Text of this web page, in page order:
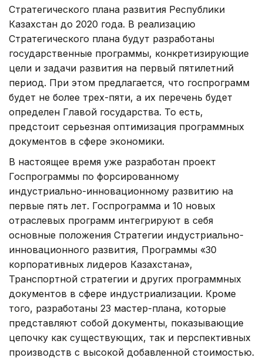
Стратегического плана развития Республики
Казахстан до 2020 года. В реализацию
Стратегического плана будут разработаны
государственные программы, конкретизирующие
цели и задачи развития на первый пятилетний
период. При этом предлагается, что госпрограмм
будет не более трех-пяти, а их перечень будет
определен Главой государства. То есть,
предстоит серьезная оптимизация программных
документов в сфере экономики.
В настоящее время уже разработан проект
Госпрограммы по форсированному
индустриально-инновационному развитию на
первые пять лет. Госпрограмма и 10 новых
отраслевых программ интегрируют в себя
основные положения Стратегии индустриально-
инновационного развития, Программы «30
корпоративных лидеров Казахстана»,
Транспортной стратегии и других программных
документов в сфере индустриализации. Кроме
того, разработаны 23 мастер-плана, которые
представляют собой документы, показывающие
цепочку как существующих, так и перспективных
производств с высокой добавленной стоимостью.